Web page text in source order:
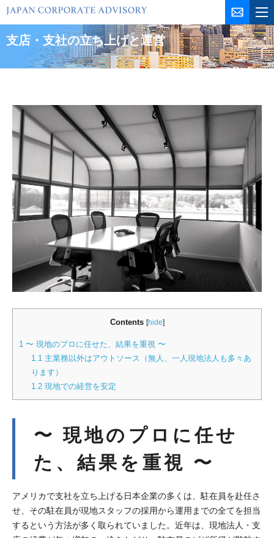
コ
テ支店・支社の立ち上げと運営
Contents [hide]
1 〜 現地のプロに任せた、結果を重視 〜
1.1主業務以外はアウトソース（無人、一人現地法人も多々あ
ります）
1.2現地での経営を安定
〜 現地のプロに任せ
た、結果を重視 〜
アメリカで支社を立ち上げる日本企業の多くは、駐在員を赴任さ
せ、その駐在員が現地スタッフの採用から運用までの全てを担当
するという方法が多く取られていました。近年は、現地法人・支